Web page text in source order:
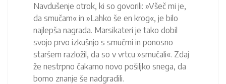
Navdušenje otrok, ki so govorili: »Všeč mi je,
da smučam« in »Lahko še en krog«, je bilo
najlepša nagrada. Marsikateri je tako dobil
svojo prvo izkušnjo s smučmi in ponosno
staršem razložil, da so v vrtcu »smučali«. Zdaj
že nestrpno čakamo novo pošiljko snega, da
bomo znanje še nadgradili.